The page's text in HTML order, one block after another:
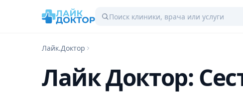
Лайк.Доктор
Лайк Доктор: